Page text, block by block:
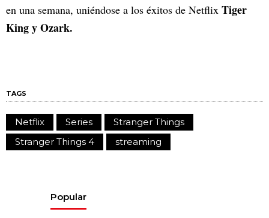
en una semana, uniéndose a los éxitos de Netflix Tiger
King y Ozark.
TAGS
Netflix Series
Stranger Things
Stranger Things 4
streaming
Popular